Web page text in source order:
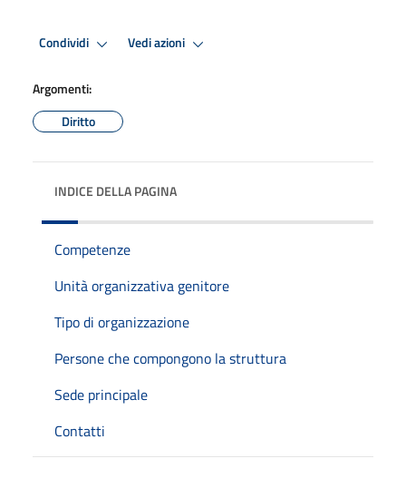
Condividi Vedi azioni
Argomenti:
Diritto
INDICE DELLA PAGINA
Competenze
Unità organizzativa genitore
Tipo di organizzazione
Persone che compongono la struttura
Sede principale
Contatti